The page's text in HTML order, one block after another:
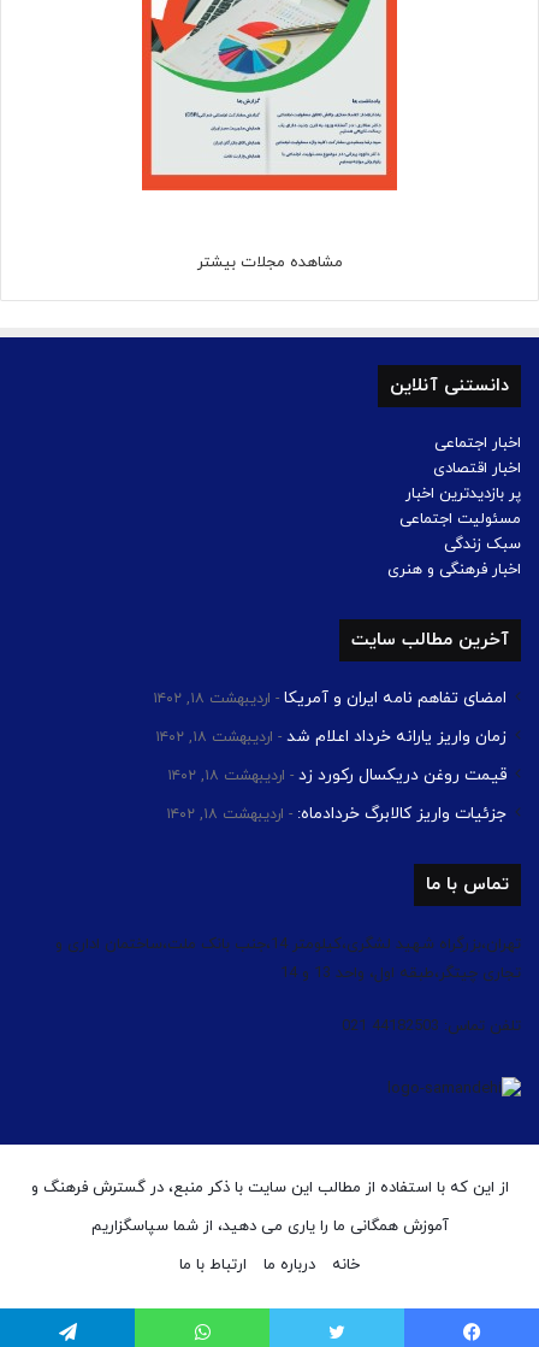
مشاهده مجلات بیشتر
دانستنی آنلاین
اخبار اجتماعی
اخبار اقتصادی
پر بازدیدترین اخبار
مسئولیت اجتماعی
سبک زندگی
اخبار فرهنگی و هنری
آخرین مطالب سایت
امضای تفاهم نامه ایران و آمریکا اردیبهشت ۱۸, ۱۴۰۲
زمان واریز یارانه خرداد اعلام شد اردیبهشت ۱۸, ۱۴۰۲
قیمت روغن دریکسال رکورد زد اردیبهشت ۱۸, ۱۴۰۲
جزئیات واریز کالابرگ خردادماه: اردیبهشت ۱۸, ۱۴۰۲
تماس با ما
تهران،بزرگراه شهید لشگری،کیلومتر 14،جنب بانک ملت،ساختمان اداری و
تجاری چیتگر،طبقه اول، واحد 13 و 14
تلفن تماس: 44182503 021
از این که با استفاده از مطالب این سایت با ذکر منبع، در گسترش فرهنگ و
آموزش همگانی ما را یاری می دهید، از شما سپاسگزاریم
خانه
درباره ما ارتباط با ما